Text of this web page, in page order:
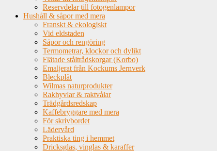
Reservdelar till fotogenlampor
Hushåll & såpor med mera
Franskt & ekologiskt
Vid eldstaden
Såpor och rengöring
Termometrar, klockor och dylikt
Flätade ståltrådskorgar (Korbo)
Emaljerat från Kockums Jernverk
Bleckplåt
Wilmas naturprodukter
Rakhyvlar & raktvålar
Trädgårdsredskap
Kaffebryggare med mera
För skrivbordet
Lädervård
Praktiska ting i hemmet
Dricksglas, vinglas & karaffer